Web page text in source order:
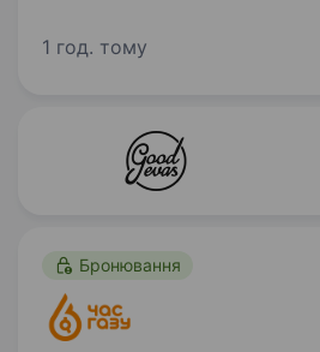
стабільно заробляти та
1 год. тому
Бронювання